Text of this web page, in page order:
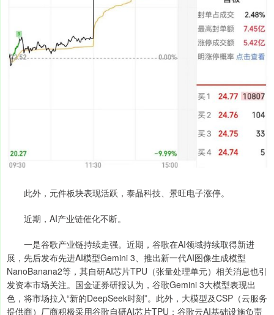
此外，元件板块表现活跃，泰晶科技、景旺电子涨停。
近期，AI产业链催化不断。
一是谷歌产业链持续走强。近期，谷歌在AI领域持续取得新进
展，先后发布先进AI模型Gemini 3、推出新一代AI图像生成模型
NanoBanana2等，其自研AI芯片TPU（张量处理单元）相关消息也引
发资本市场关注。国金证券研报认为，谷歌Gemini 3大模型表现出
色，将市场拉入“新的DeepSeek时刻”。此外，大模型及CSP（云服务
提供商）厂商积极采用谷歌自研AI芯片TPU；谷歌云AI基础设施负责